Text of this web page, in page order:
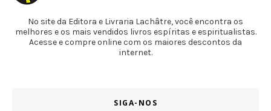
No site da Editora e Livraria Lachâtre, você encontra os
melhores e os mais vendidos livros espíritas e espiritualistas.
Acesse e compre online com os maiores descontos da
internet.
SIGA-NOS